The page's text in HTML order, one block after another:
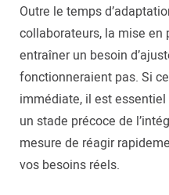
Outre le temps
collaborateurs, la mise en
entraîner un besoin
fonctionneraient pas. Si
immédiate, il est
un stade précoce de
mesure de réagir
vos besoins réels.